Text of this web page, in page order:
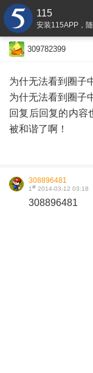
115
安装115APP，
309782399
为什无法看到圈子
为什无法看到圈子
回复后回复的内容
被和谐了啊！
308896481
1# 2014-03-12 03:18
308896481